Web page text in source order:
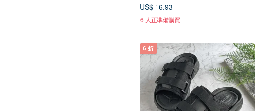
US$ 16.93
6 人正準備購買
6 折